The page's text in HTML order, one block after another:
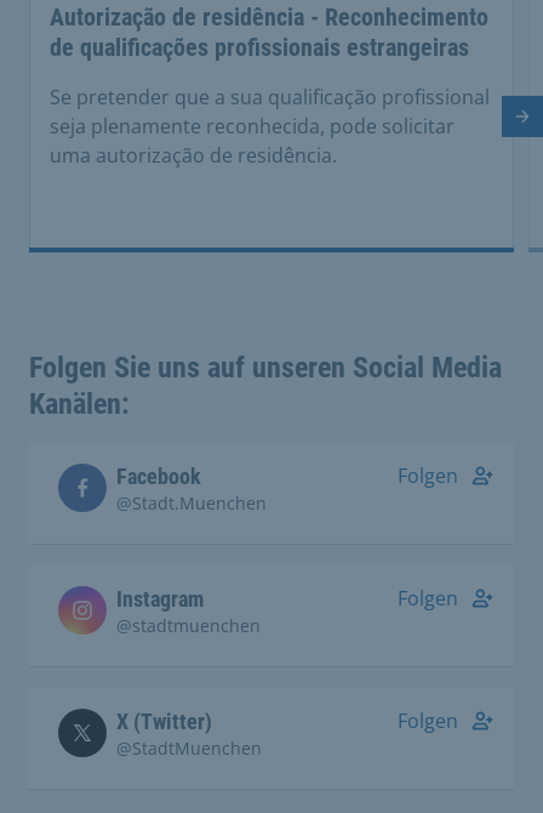
Autorização de residência - Reconhecimento
de qualificações profissionais estrangeiras
Se pretender que a sua qualificação profissional
seja plenamente reconhecida, pode solicitar
uma autorização de residência.
Folgen Sie uns auf unseren Social Media
Kanälen:
Facebook
@Stadt.Muenchen
Folgen
Instagram
@stadtmuenchen
Folgen
X (Twitter)
@StadtMuenchen
Folgen